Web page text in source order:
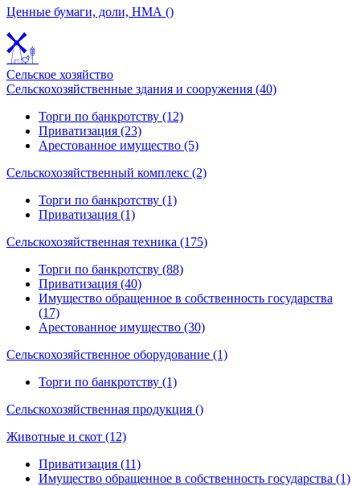
Ценные бумаги, доли, НМА ()
Сельское хозяйство
Сельскохозяйственные здания и сооружения (40)
Торги по банкротству (12)
Приватизация (23)
Арестованное имущество (5)
Сельскохозяйственный комплекс (2)
Торги по банкротству (1)
Приватизация (1)
Сельскохозяйственная техника (175)
Торги по банкротству (88)
Приватизация (40)
Имущество обращенное в собственность государства
(17)
Арестованное имущество (30)
Сельскохозяйственное оборудование (1)
Торги по банкротству (1)
Сельскохозяйственная продукция ()
Животные и скот (12)
Приватизация (11)
Имущество обращенное в собственность государства (1)